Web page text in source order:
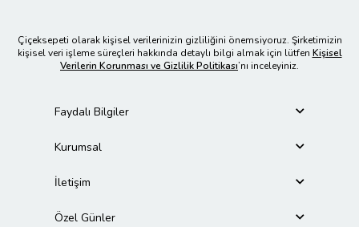
Çiçeksepeti olarak kişisel verilerinizin gizliliğini önemsiyoruz. Şirketimizin
kişisel veri işleme süreçleri hakkında detaylı bilgi almak için lütfen Kişisel
Verilerin Korunması ve Gizlilik Politikası’nı inceleyiniz.
Faydalı Bilgiler
Kurumsal
İletişim
Özel Günler